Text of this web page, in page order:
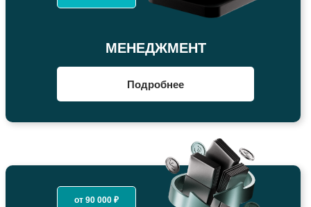
от 90 000 ₽
МЕНЕДЖМЕНТ
Подробнее